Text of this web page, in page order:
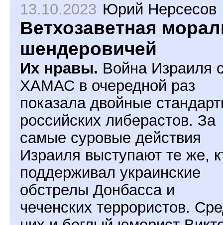
13.10.2023 Юрий Нерсесов
Ветхозаветная
шендеровичей
Их нравы. Война Израиля
ХАМАС в очередной раз
показала двойные
российских либерастов. За
самые суровые действия
Израиля выступают те же,
поддерживал украинские
обстрелы Донбасса и
чеченских террористов.